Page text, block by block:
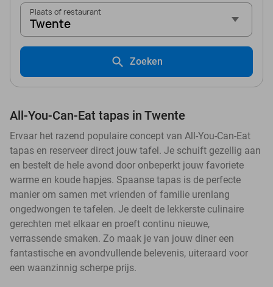
Plaats of restaurant
Twente
Zoeken
All-You-Can-Eat tapas in Twente
Ervaar het razend populaire concept van All-You-Can-Eat
tapas en reserveer direct jouw tafel. Je schuift gezellig aan
en bestelt de hele avond door onbeperkt jouw favoriete
warme en koude hapjes. Spaanse tapas is de perfecte
manier om samen met vrienden of familie urenlang
ongedwongen te tafelen. Je deelt de lekkerste culinaire
gerechten met elkaar en proeft continu nieuwe,
verrassende smaken. Zo maak je van jouw diner een
fantastische en avondvullende belevenis, uiteraard voor
een waanzinnig scherpe prijs.